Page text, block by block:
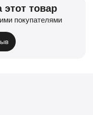
товар
покупателями